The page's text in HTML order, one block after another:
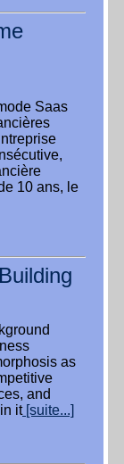
Saas
10 ans, le
as
and
it[suite...]